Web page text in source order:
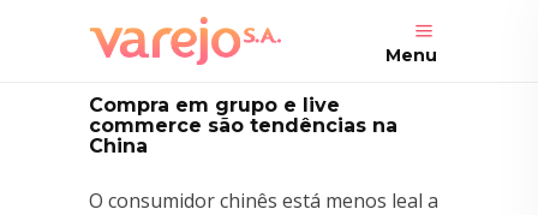
Menu
Compra em grupo e live
commerce são tendências na
China
O consumidor chinês está menos leal a